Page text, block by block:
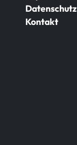
Datenschutz
Kontakt